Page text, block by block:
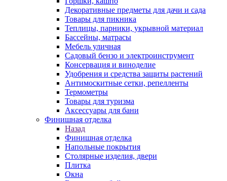
Декоративные предметы для дачи и сада
Товары для пикника
Теплицы, парники, укрывной материал
Бассейны, матрасы
Мебель уличная
Садовый бензо и электроинструмент
Консервация и виноделие
Удобрения и средства защиты растений
Антимоскитные сетки, репелленты
Термометры
Товары для туризма
Аксессуары для бани
Финишная отделка
Назад
Финишная отделка
Напольные покрытия
Столярные изделия, двери
Плитка
Окна